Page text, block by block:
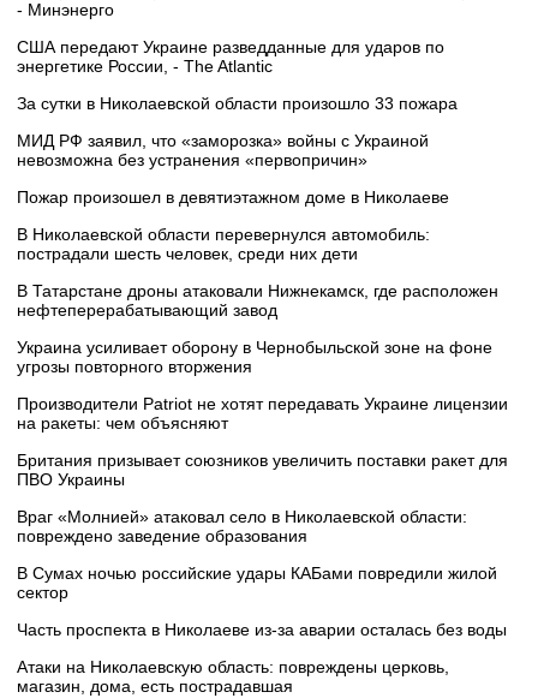
- Минэнерго
США передают Украине разведданные для ударов по
энергетике России, - The Atlantic
За сутки в Николаевской области произошло 33 пожара
МИД РФ заявил, что «заморозка» войны с Украиной
невозможна без устранения «первопричин»
Пожар произошел в девятиэтажном доме в Николаеве
В Николаевской области перевернулся автомобиль:
пострадали шесть человек, среди них дети
В Татарстане дроны атаковали Нижнекамск, где расположен
нефтеперерабатывающий завод
Украина усиливает оборону в Чернобыльской зоне на фоне
угрозы повторного вторжения
Производители Patriot не хотят передавать Украине лицензии
на ракеты: чем объясняют
Британия призывает союзников увеличить поставки ракет для
ПВО Украины
Враг «Молнией» атаковал село в Николаевской области:
повреждено заведение образования
В Сумах ночью российские удары КАБами повредили жилой
сектор
Часть проспекта в Николаеве из-за аварии осталась без воды
Атаки на Николаевскую область: повреждены церковь,
магазин, дома, есть пострадавшая